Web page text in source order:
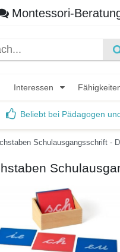
Montessori-
Interessen
Beliebt bei Pädagogen
Schulausgangsschrift -